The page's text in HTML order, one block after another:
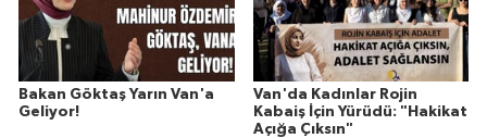
Bakan Göktaş Yarın Van'a
Geliyor!
Van'da Kadınlar Rojin
Kabaiş İçin Yürüdü: "Hakikat
Açığa Çıksın"